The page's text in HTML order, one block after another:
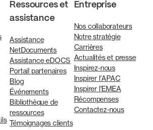
Ressources et
assistance
Assistance
NetDocuments
Assistance eDOCS
Portail partenaires
Blog
Événements
Bibliothèque de
ressources
Témoignages clients
Entreprise
Nos collaborateurs
Notre stratégie
Carrières
Actualités et presse
Inspirez-nous
Inspirer l'APAC
Inspirer l'EMEA
Récompenses
Contactez-nous